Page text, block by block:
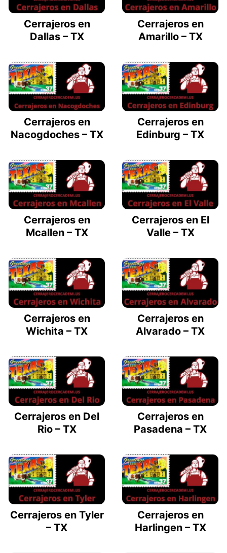
Cerrajeros en
Dallas – TX
Cerrajeros en
Amarillo – TX
Cerrajeros en
Nacogdoches – TX
Cerrajeros en
Edinburg – TX
Cerrajeros en
Mcallen – TX
Cerrajeros en El
Valle – TX
Cerrajeros en
Wichita – TX
Cerrajeros en
Alvarado – TX
Cerrajeros en Del
Rio – TX
Cerrajeros en
Pasadena – TX
Cerrajeros en Tyler
– TX
Cerrajeros en
Harlingen – TX